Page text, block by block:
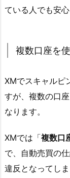
ている人でも安
複数口座を
XMでスキャルピ
すが、複数の口
なります。
XMでは「複数口
で、自動売買の
違反となってし